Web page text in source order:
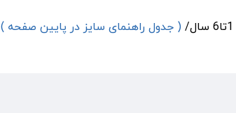
( جدول راهنمای سایز در پایین صفحه )